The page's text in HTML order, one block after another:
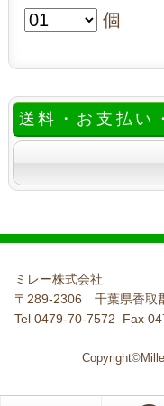
個
送料・お支払い
ミレー株式会社
〒289-2306 千葉県香取
Tel 0479-70-7572 Fax